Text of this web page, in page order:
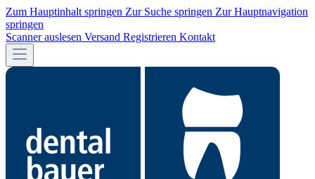
Zum Hauptinhalt springen Zur Suche springen Zur Hauptnavigation
springen
Scanner auslesen Versand Registrieren Kontakt